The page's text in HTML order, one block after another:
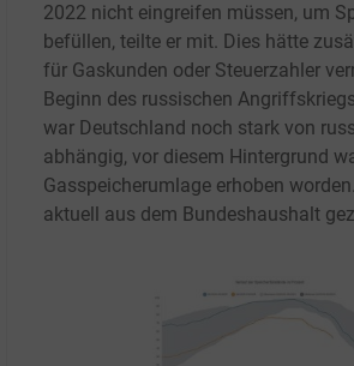
2022 nicht eingreifen müssen, um
befüllen, teilte er mit. Dies hätte
für Gaskunden oder Steuerzahler
Beginn des russischen
war Deutschland noch stark von
abhängig, vor diesem Hintergrund
Gasspeicherumlage erhoben
aktuell aus dem Bundeshaushalt